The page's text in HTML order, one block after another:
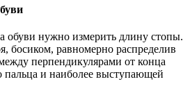
обуви нужно измерить длину стопы.
босиком, равномерно распределив
перпендикулярами от конца
и наиболее выступающей